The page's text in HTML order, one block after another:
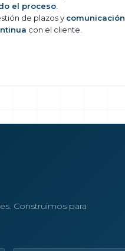
el proceso
de plazos y comunicación
con el cliente.
Construimos para